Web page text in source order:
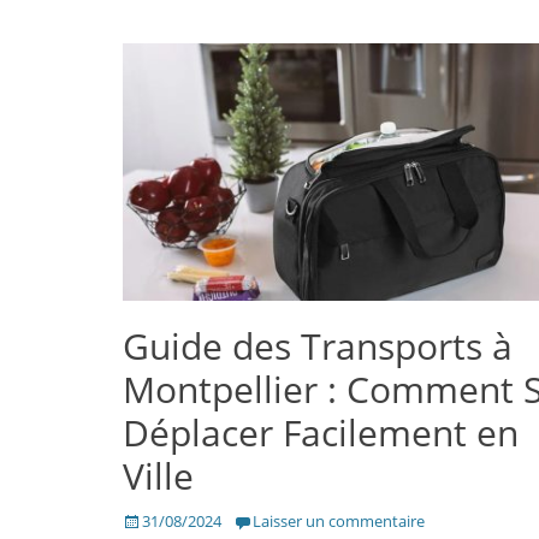
Guide des Transports à
Montpellier : Comment
Déplacer Facilement en
Ville
Posté31/08/2024 Laisser un commentaire